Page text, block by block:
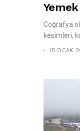
Coğrafya
kesimleri,
15 OCAK